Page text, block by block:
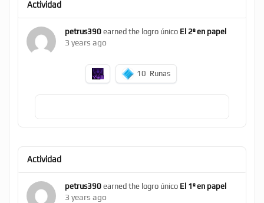
Actividad
petrus390 earned the logro único El 2º en papel
3 years ago
10 Runas
Actividad
petrus390 earned the logro único El 1º en papel
3 years ago